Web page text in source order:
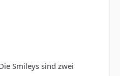
Smileys sind zwei